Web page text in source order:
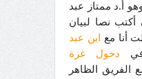
أ.د ممتاز عبد
نصا لبيان
أنا مع
ابن عبد
في دخول غزة
الفريق الظاهر